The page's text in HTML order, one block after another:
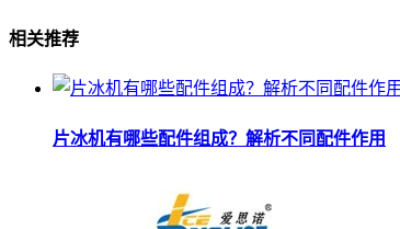
相关推荐
片冰机有哪些配件组成？解析不同配件作用